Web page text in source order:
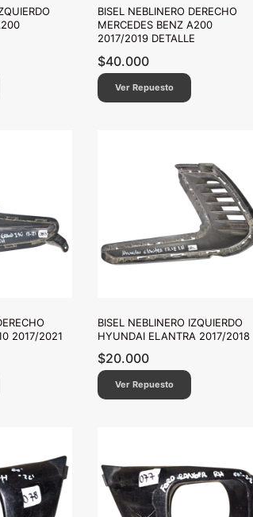
BISEL NEBLINERO DERECHO
MERCEDES BENZ A200
2017/2019 DETALLE
$40.000
Ver Repuesto
2017/2021
BISEL NEBLINERO IZQUIERDO
HYUNDAI ELANTRA 2017/2018
$20.000
Ver Repuesto